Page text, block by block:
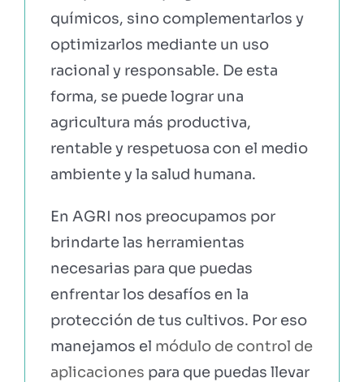
químicos, sino complementarlos y
optimizarlos mediante un uso
racional y responsable. De esta
forma, se puede lograr una
agricultura más productiva,
rentable y respetuosa con el medio
ambiente y la salud humana.
En AGRI nos preocupamos por
brindarte las herramientas
necesarias para que puedas
enfrentar los desafíos en la
protección de tus cultivos. Por eso
manejamos el módulo de control de
aplicaciones para que puedas llevar